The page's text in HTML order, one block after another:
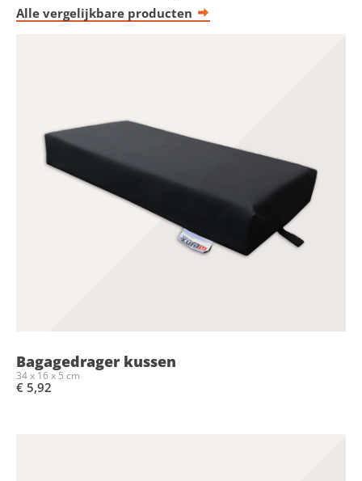
Alle vergelijkbare producten
Bagagedrager kussen
34 x 16 x 5 cm
€ 5,92